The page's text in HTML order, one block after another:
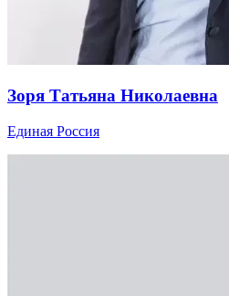
Зоря Татьяна Николаевна
Единая Россия